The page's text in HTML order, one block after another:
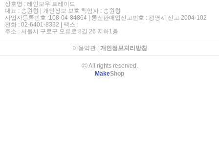
상호명 : 레인보우 트레이드
대표 : 송원형 | 개인정보 보호 책임자 : 송원형
사업자등록번호 :108-04-84864 | 통신판매업신고번호 : 광명시 신고 2004-102
전화 : 02-6401-8332 | 팩스 :
주소 : 서울시 구로구 오류로 8길 26 지하1층
이용약관| 개인정보처리방침
ⓒ All rights reserved.
MakeShop